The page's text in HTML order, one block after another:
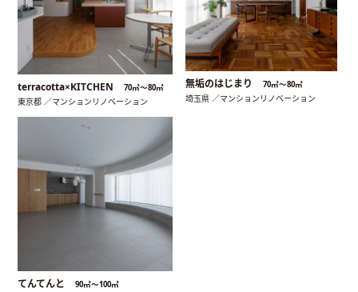
terracotta×KITCHEN 70㎡〜80㎡
東京都 ／マンションリノベーション
無垢のはじまり 70㎡〜80㎡
埼玉県 ／マンションリノベーション
てんてんと 90㎡〜100㎡